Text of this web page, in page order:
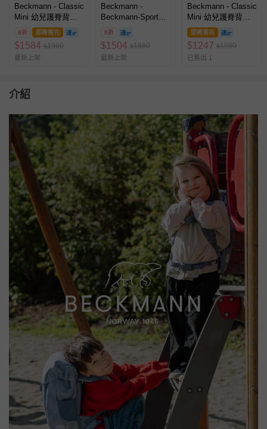
Beckmann - Classic
Mini 幼兒護脊背包
12L - 寶貝鯊
8折 即將售完
$1584 $1980
最新上架
Beckmann -
Beckmann-Sport
Mini 幼兒護脊背包
12L - 夏日紫
8折
$1504 $1880
最新上架
Beckmann - Classic
Mini 幼兒護脊背包
12L - 小狐狸
即將售完
$1247 $1980
已售出 1
介紹